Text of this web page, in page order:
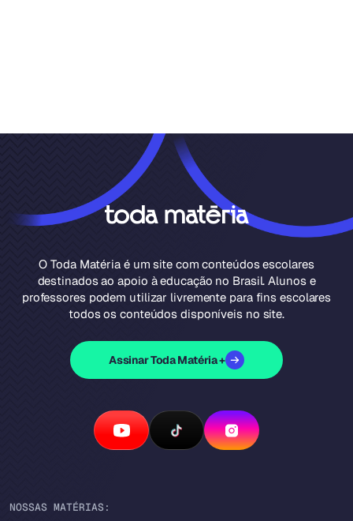
O Toda Matéria é um site com conteúdos escolares
destinados ao apoio à educação no Brasil. Alunos e
professores podem utilizar livremente para fins escolares
todos os conteúdos disponíveis no site.
Assinar Toda Matéria +
NOSSAS MATÉRIAS: